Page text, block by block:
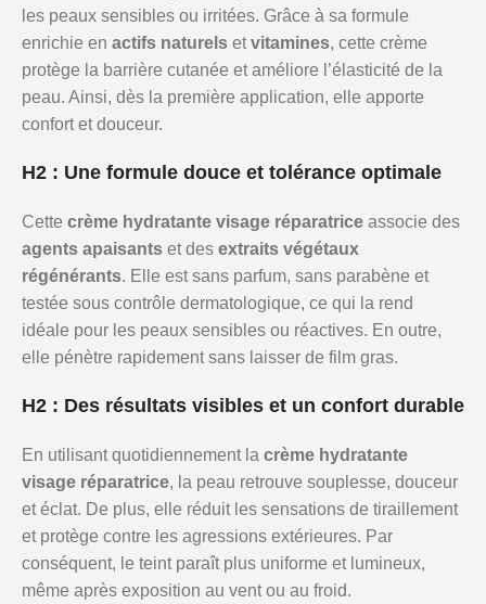
les peaux sensibles ou irritées. Grâce à sa formule
enrichie en actifs naturels etvitamines, cette crème
protège la barrière cutanée et améliore l’élasticité de la
peau. Ainsi, dès la première application, elle apporte
confort et douceur.
H2 : Une formule douce et tolérance optimale
Cette crème hydratante visage réparatrice associe des
agents apaisants et des extraits végétaux
régénérants. Elle est sans parfum, sans parabène et
testée sous contrôle dermatologique, ce qui la rend
idéale pour les peaux sensibles ou réactives. En outre,
elle pénètre rapidement sans laisser de film gras.
H2 : Des résultats visibles et un confort durable
En utilisant quotidiennement la crème hydratante
visage réparatrice, la peau retrouve souplesse, douceur
et éclat. De plus, elle réduit les sensations de tiraillement
et protège contre les agressions extérieures. Par
conséquent, le teint paraît plus uniforme et lumineux,
même après exposition au vent ou au froid.